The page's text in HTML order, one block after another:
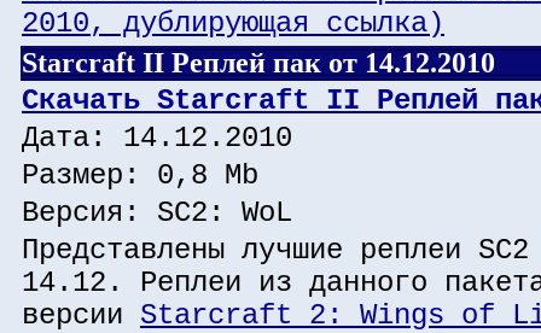
2010, дублирующая ссылка)
Starcraft II Реплей пак от 14.12.2010
Скачать Starcraft II Реплей
Дата: 14.12.2010
Размер: 0,8 Mb
Версия: SC2: WoL
Представлены лучшие реплеи
14.12. Реплеи из данного
версии Starcraft 2: Wings of